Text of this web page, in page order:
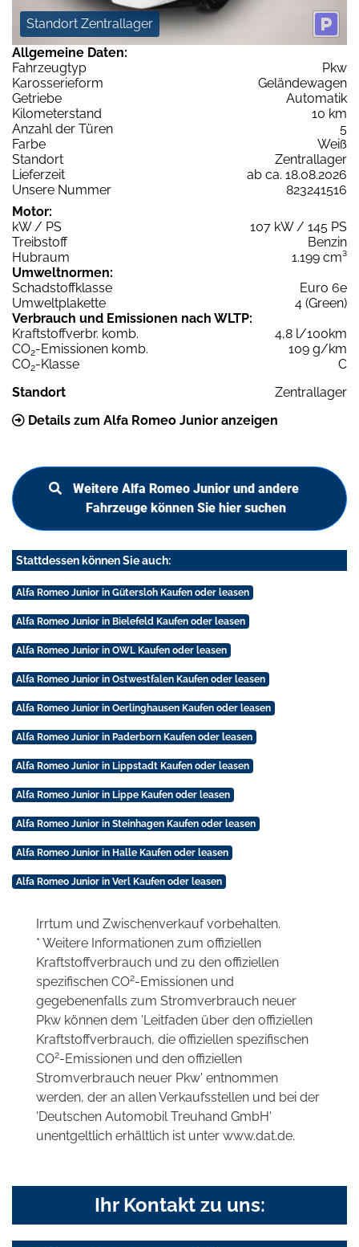
Standort Zentrallager
Allgemeine Daten:
Fahrzeugtyp
Pkw
Karosserieform
Geländewagen
Getriebe
Automatik
Kilometerstand
10 km
Anzahl der Türen
5
Farbe
Weiß
Standort
Zentrallager
Lieferzeit
ab ca. 18.08.2026
Unsere Nummer
823241516
Motor:
kW / PS
107 kW / 145 PS
Treibstoff
Benzin
Hubraum
1.199 cm³
Umweltnormen:
Schadstoffklasse
Euro 6e
Umweltplakette
4 (Green)
Verbrauch und Emissionen nach WLTP:
Kraftstoffverbr. komb.
4,8 l/100km
CO2-Emissionen komb.
109 g/km
CO2-Klasse
C
Standort
Zentrallager
Details zum Alfa Romeo Junior anzeigen
Weitere Alfa Romeo Junior und andere
Fahrzeuge können Sie hier suchen
Stattdessen können Sie auch:
Alfa Romeo Junior in Gütersloh Kaufen oder leasen
Alfa Romeo Junior in Bielefeld Kaufen oder leasen
Alfa Romeo Junior in OWL Kaufen oder leasen
Alfa Romeo Junior in Ostwestfalen Kaufen oder leasen
Alfa Romeo Junior in Oerlinghausen Kaufen oder leasen
Alfa Romeo Junior in Paderborn Kaufen oder leasen
Alfa Romeo Junior in Lippstadt Kaufen oder leasen
Alfa Romeo Junior in Lippe Kaufen oder leasen
Alfa Romeo Junior in Steinhagen Kaufen oder leasen
Alfa Romeo Junior in Halle Kaufen oder leasen
Alfa Romeo Junior in Verl Kaufen oder leasen
Irrtum und Zwischenverkauf vorbehalten.
* Weitere Informationen zum offiziellen
Kraftstoffverbrauch und zu den offiziellen
spezifischen CO2-Emissionen und
gegebenenfalls zum Stromverbrauch neuer
Pkw können dem 'Leitfaden über den offiziellen
Kraftstoffverbrauch, die offiziellen spezifischen
CO2-Emissionen und den offiziellen
Stromverbrauch neuer Pkw' entnommen
werden, der an allen Verkaufsstellen und bei der
'Deutschen Automobil Treuhand GmbH'
unentgeltlich erhältlich ist unter www.dat.de.
Ihr Kontakt zu uns: